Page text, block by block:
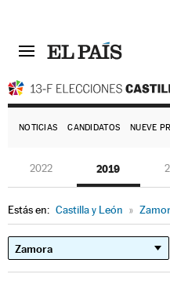
NOTICIAS CANDIDATOS NUEVE
2022 2019
Estás en: Castilla y León »